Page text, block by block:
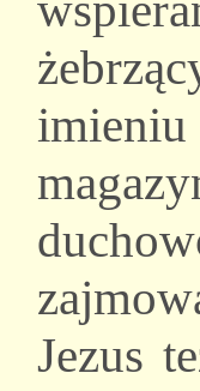
Jezus